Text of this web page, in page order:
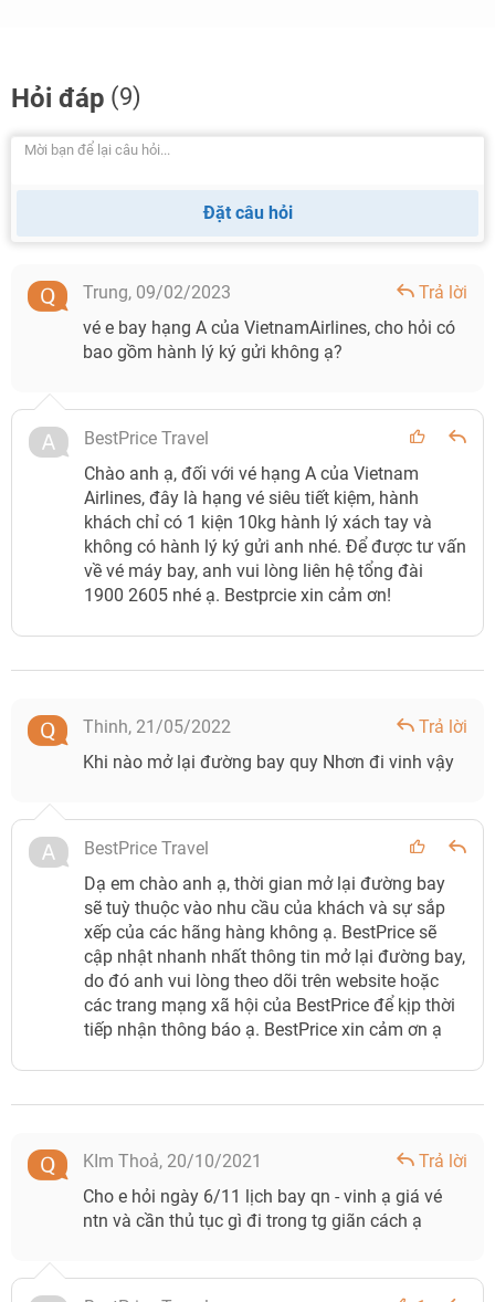
Hỏi đáp (9)
Đặt câu hỏi
Trung, 09/02/2023
Trả lời
vé e bay hạng A của VietnamAirlines, cho hỏi có
bao gồm hành lý ký gửi không ạ?
BestPrice Travel
Chào anh ạ, đối với vé hạng A của Vietnam
Airlines, đây là hạng vé siêu tiết kiệm, hành
khách chỉ có 1 kiện 10kg hành lý xách tay và
không có hành lý ký gửi anh nhé. Để được tư vấn
về vé máy bay, anh vui lòng liên hệ tổng đài
1900 2605 nhé ạ. Bestprcie xin cảm ơn!
Thinh, 21/05/2022
Trả lời
Khi nào mở lại đường bay quy Nhơn đi vinh vậy
BestPrice Travel
Dạ em chào anh ạ, thời gian mở lại đường bay
sẽ tuỳ thuộc vào nhu cầu của khách và sự sắp
xếp của các hãng hàng không ạ. BestPrice sẽ
cập nhật nhanh nhất thông tin mở lại đường bay,
do đó anh vui lòng theo dõi trên website hoặc
các trang mạng xã hội của BestPrice để kịp thời
tiếp nhận thông báo ạ. BestPrice xin cảm ơn ạ
KIm Thoả, 20/10/2021
Trả lời
Cho e hỏi ngày 6/11 lịch bay qn - vinh ạ giá vé
ntn và cần thủ tục gì đi trong tg giãn cách ạ